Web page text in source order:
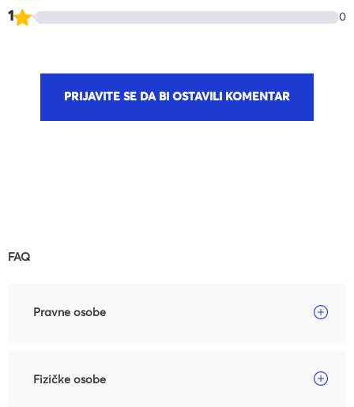
1 0
PRIJAVITE SE DA BI OSTAVILI KOMENTAR
FAQ
Pravne osobe
Fizičke osobe